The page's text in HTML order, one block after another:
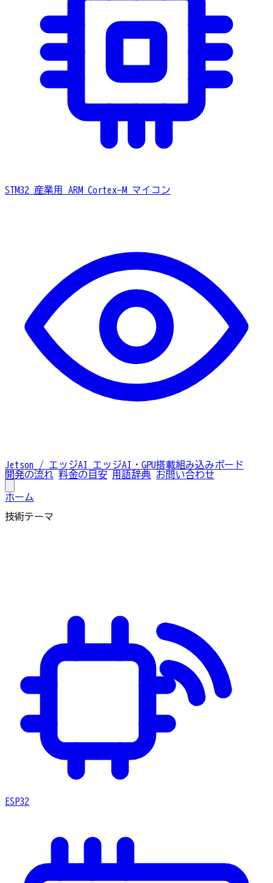
STM32 産業用 ARM Cortex-M マイコン
Jetson / エッジAI
エッジAI・GPU搭載組み込みボード
開発の流れ 料金の目安 用語辞典 お問い合わせ
ホーム
技術テーマ
ESP32